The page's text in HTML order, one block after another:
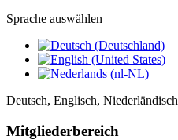
Sprache auswählen
Deutsch, Englisch, Niederländisch
Mitgliederbereich